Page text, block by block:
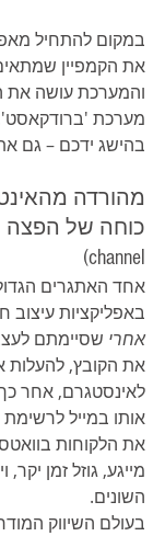
במקום להתחיל
את הקמפיין
והמערכת עושה את
מערכת
בהישג ידכם – גם
מהורדה
channel)
אחד האתגרים
באפליקציות עיצוב
אחרי שסיימתם
את הקובץ, להעלות
לאינסטגרם, אחר
אותו במייל
את הלקוחות
מייגע, גוזל זמן יקר,
השונים.
בעולם השיווק